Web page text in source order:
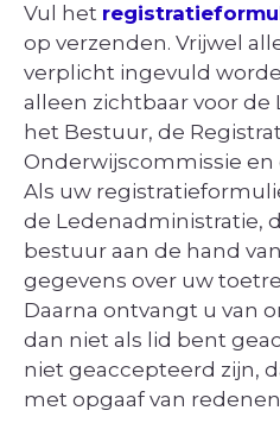
Vul het
op verzenden. Vrijwel
verplicht ingevuld
alleen zichtbaar voor
het Bestuur, de
Onderwijscommissie en
Als uw
de Ledenadministratie,
bestuur aan de hand
gegevens over uw
Daarna ontvangt u van
dan niet als lid bent
niet geaccepteerd zijn,
met opgaaf van